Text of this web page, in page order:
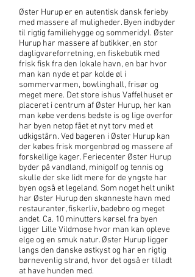
Øster Hurup er en autentisk dansk ferieby
med massere af muligheder. Byen indbyder
til rigtig familiehygge og sommeridyl. Øster
Hurup har massere af butikker, en stor
dagligvareforretning, en fiskebutik med
frisk fisk fra den lokale havn, en bar hvor
man kan nyde et par kolde øl i
sommervarmen, bowlinghall, frisør og
meget mere. Det store ishus Vaffelhuset er
placeret i centrum af Øster Hurup, her kan
man købe verdens bedste is og lige overfor
har byen netop fået et nyt torv med et
udkigstårn. Ved bageren i Øster Hurup kan
der købes frisk morgenbrød og massere af
forskellige kager. Feriecenter Øster Hurup
byder på vandland, minigolf og tennis og
skulle der ske lidt mere for de yngste har
byen også et legeland. Som noget helt unikt
har Øster Hurup den skønneste havn med
restauranter, fiskerliv, badebro og meget
andet. Ca. 10 minutters kørsel fra byen
ligger Lille Vildmose hvor man kan opleve
elge og en smuk natur. Øster Hurup ligger
langs den danske østkyst og har en rigtig
børnevenlig strand, hvor det også er tilladt
at have hunden med.